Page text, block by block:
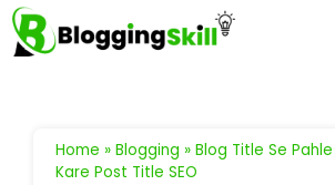
Home » Blogging » Blog Title Se
Kare Post Title SEO